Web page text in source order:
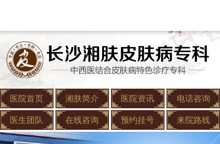
医院首页 湘肤简介 医院资讯 电话咨询
医生团队 在线咨询 预约挂号 来院路线